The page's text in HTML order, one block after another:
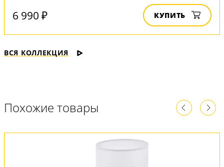
6 990 ₽ КУПИТЬ
ВСЯ КОЛЛЕКЦИЯ
Похожие товары